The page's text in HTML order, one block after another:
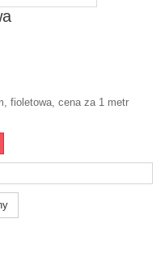
fioletowa, cena za 1 metr